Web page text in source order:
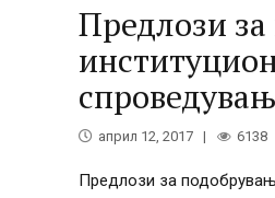
Предлози
април 12, 2017 6138
Предлози за